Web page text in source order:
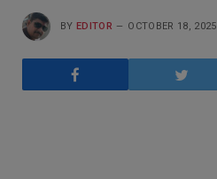
BY EDITOR OCTOBER 18, 2025